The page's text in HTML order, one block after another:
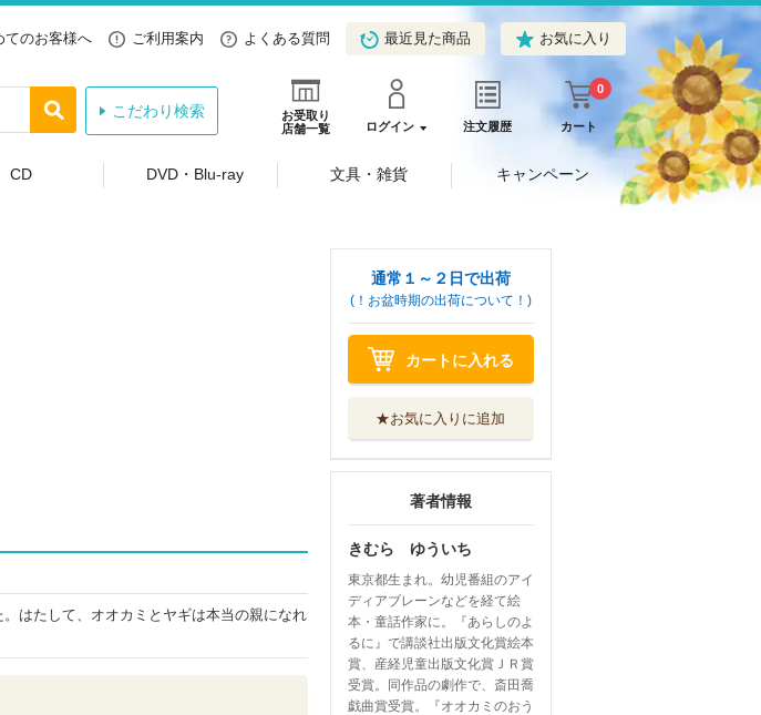
てのお客様へ ご利用案内 よくある質問 最近見た商品 お気に入り
お受取り
店舗一覧
ログイン 注文履歴 カート
0
こだわり検索
CD DVD・Blu-ray 文具・雑貨 キャンペーン
はたして、オオカミとヤギは本当の親になれ
通常１～２日で出荷
(！お盆時期の出荷について！)
カートに入れる
★お気に入りに追加
著者情報
きむら ゆういち
東京都生まれ。幼児番組のアイ
ディアブレーンなどを経て絵
本・童話作家に。『あらしのよ
るに』で講談社出版文化賞絵本
賞、産経児童出版文化賞ＪＲ賞
受賞。同作品の劇作で、斎田喬
戯曲賞受賞。『オオカミのおう